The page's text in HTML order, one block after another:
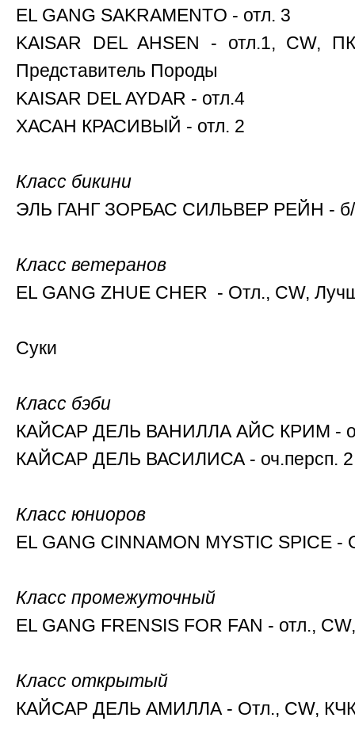
EL GANG SAKRAMENTO - отл. 3
KAISAR DEL AHSEN - отл.1, CW,
Представитель Породы
KAISAR DEL AYDAR - отл.4
ХАСАН КРАСИВЫЙ - отл. 2
Класс бикини
ЭЛЬ ГАНГ ЗОРБАС СИЛЬВЕР РЕЙН -
Класс ветеранов
EL GANG ZHUE CHER - Отл., CW,
Суки
Класс бэби
КАЙСАР ДЕЛЬ ВАНИЛЛА АЙС КРИМ -
КАЙСАР ДЕЛЬ ВАСИЛИСА - оч.персп. 2
Класс юниоров
EL GANG CINNAMON MYSTIC
Класс промежуточный
EL GANG FRENSIS FOR FAN - отл.,
Класс открытый
КАЙСАР ДЕЛЬ АМИЛЛА - Отл., CW,